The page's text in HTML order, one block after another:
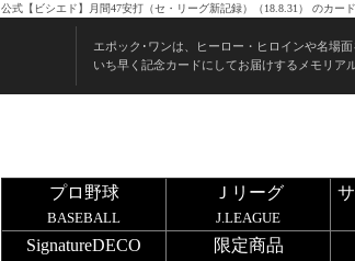
公式【ビシエド】月間47安打（セ・リーグ新記録）（18.8.31） のカー
エポック･ワンは、ヒーロー・ヒロインや名場面
いち早く記念カードにしてお届けするメモリア
プロ野球
BASEBALL
Ｊリーグ
J.LEAGUE
SignatureDECO 限定商品